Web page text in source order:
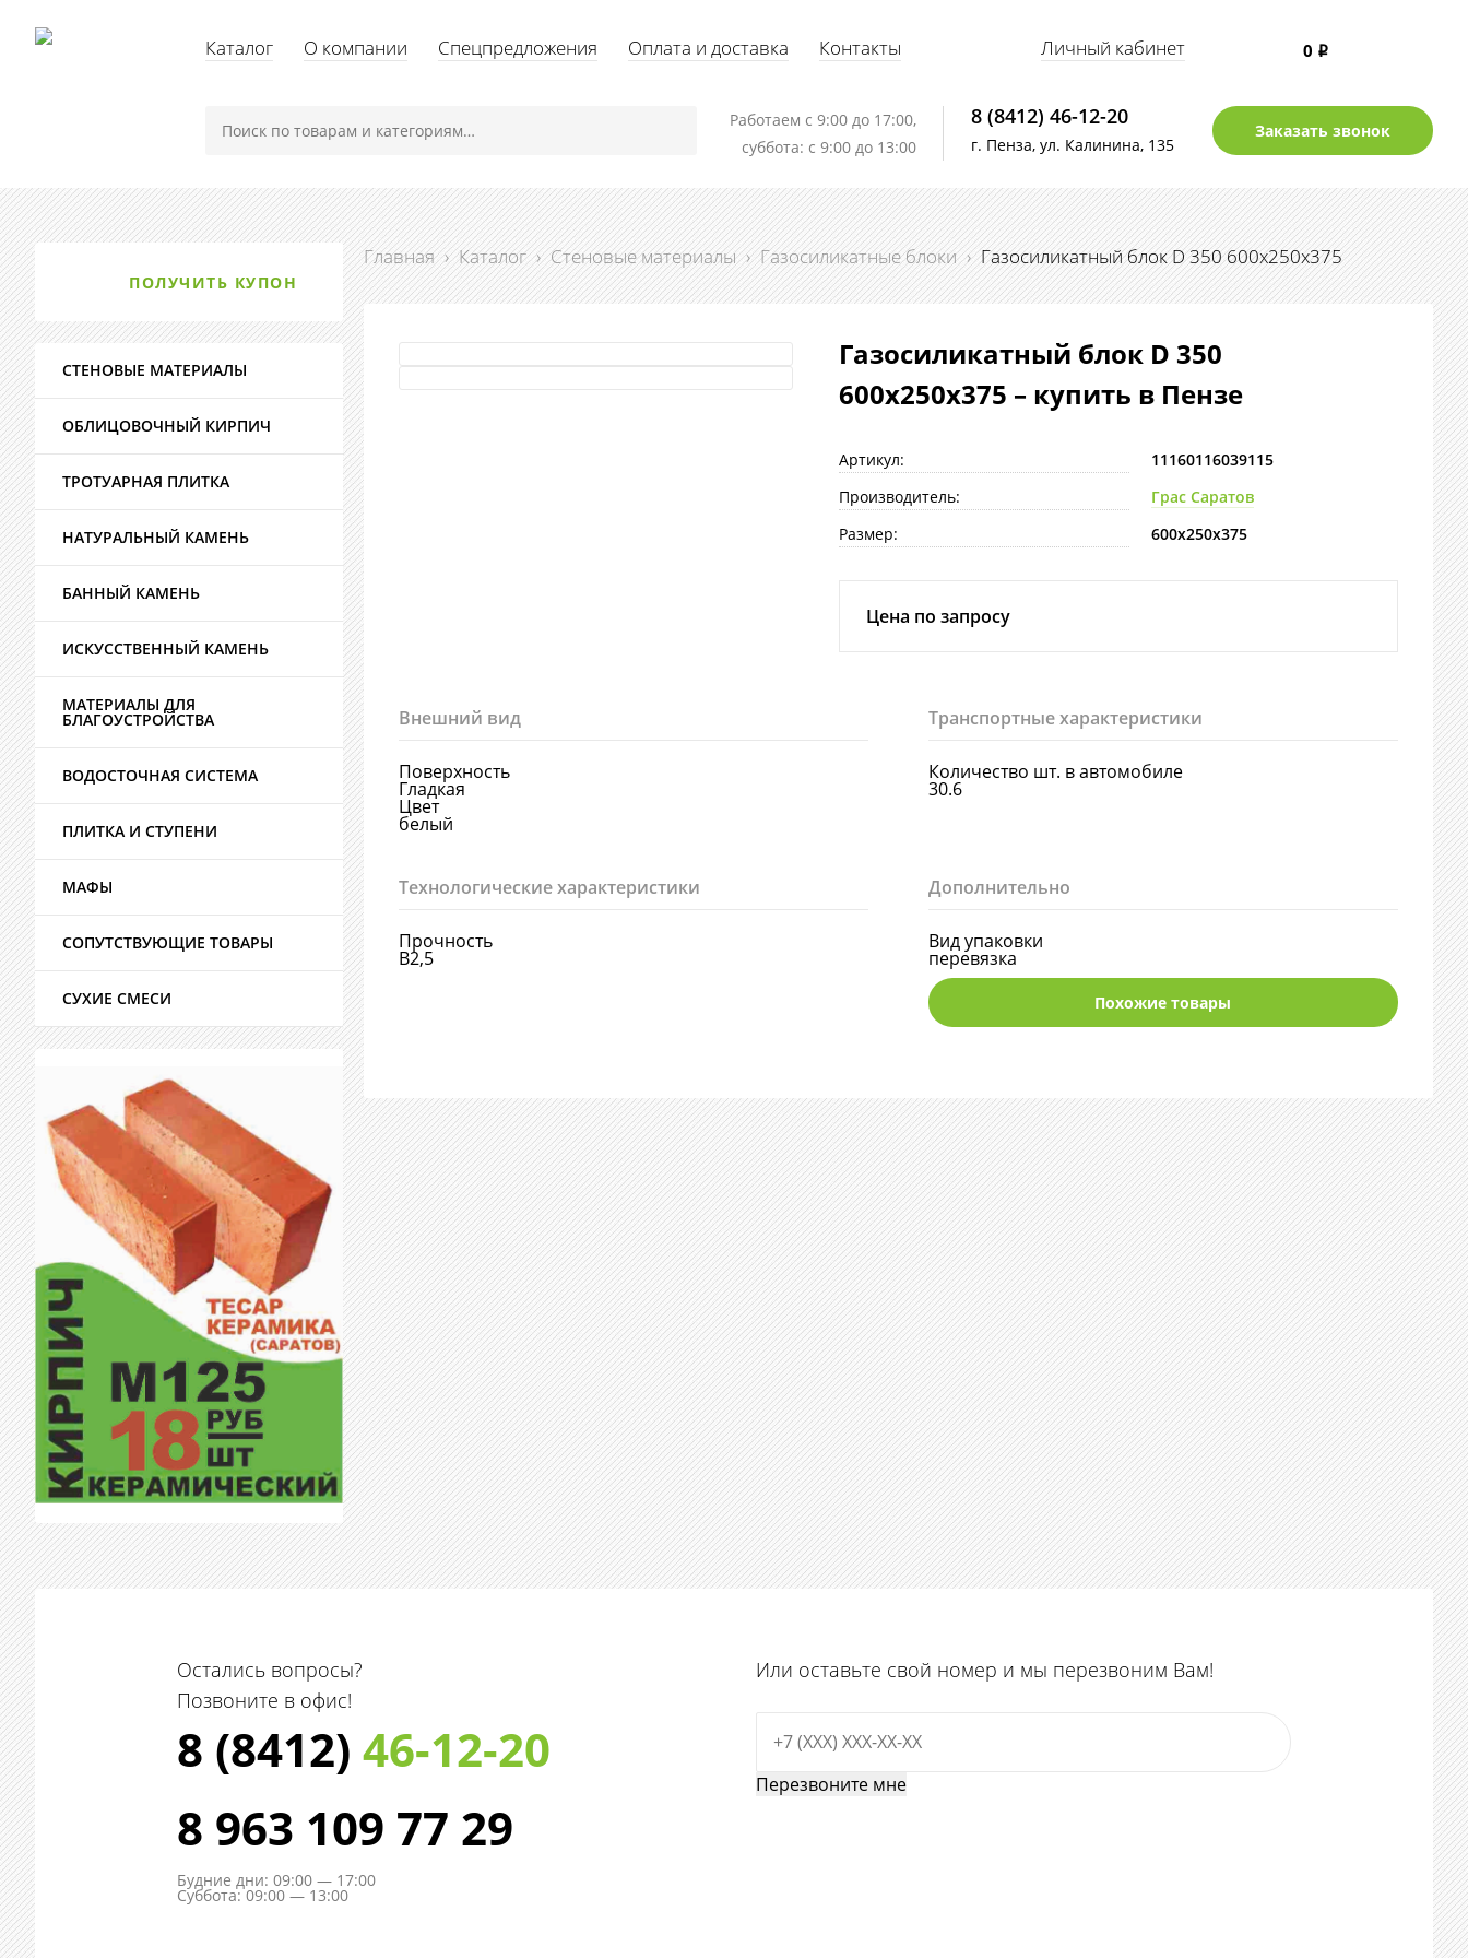
Каталог О компании Спецпредложения Оплата и доставка Контакты Личный кабинет 0 i
Работаем c 9:00 до 17:00,
суббота: с 9:00 до 13:00
8 (8412) 46-12-20
г. Пенза, ул. Калинина, 135
Заказать звонок
Главная › Каталог › Стеновые материалы › Газосиликатные блоки › Газосиликатный блок D 350 600х250х375
Газосиликатный блок D 350
600х250х375 – купить в Пензе
Артикул:
11160116039115
Производитель:
Грас Саратов
Размер:
600х250х375
Цена по запросу
Внешний вид
Поверхность
Гладкая
Цвет
белый
Транспортные характеристики
Количество шт. в автомобиле
30.6
Технологические характеристики
Прочность
В2,5
Дополнительно
Вид упаковки
перевязка
Похожие товары
ПОЛУЧИТЬ КУПОН
СТЕНОВЫЕ МАТЕРИАЛЫ
ОБЛИЦОВОЧНЫЙ КИРПИЧ
ТРОТУАРНАЯ ПЛИТКА
НАТУРАЛЬНЫЙ КАМЕНЬ
БАННЫЙ КАМЕНЬ
ИСКУССТВЕННЫЙ КАМЕНЬ
МАТЕРИАЛЫ ДЛЯ
БЛАГОУСТРОЙСТВА
ВОДОСТОЧНАЯ СИСТЕМА
ПЛИТКА И СТУПЕНИ
МАФЫ
СОПУТСТВУЮЩИЕ ТОВАРЫ
СУХИЕ СМЕСИ
Остались вопросы?
Позвоните в офис!
8 (8412) 46-12-20
8 963 109 77 29
Будние дни: 09:00 — 17:00
Суббота: 09:00 — 13:00
Или оставьте свой номер и мы перезвоним Вам!